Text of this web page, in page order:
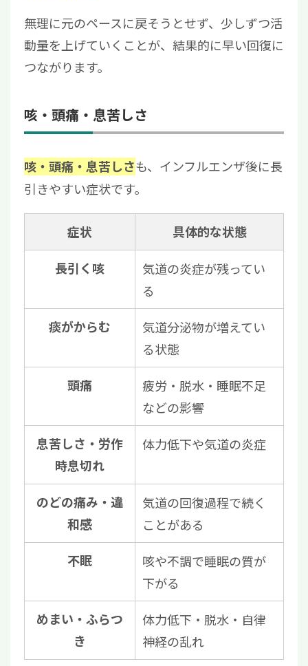
無理に元のペースに戻そうとせず、少しずつ活
動量を上げていくことが、結果的に早い回復に
つながります。
咳・頭痛・息苦しさ
咳・頭痛・息苦しさも、インフルエンザ後に長
引きやすい症状です。
症状 具体的な状態
長引く咳
気道の炎症が残ってい
る
痰がからむ
気道分泌物が増えてい
る状態
頭痛
疲労・脱水・睡眠不足
などの影響
息苦しさ・労作
時息切れ
体力低下や気道の炎症
のどの痛み・違
和感
気道の回復過程で続く
ことがある
不眠
咳や不調で睡眠の質が
下がる
めまい・ふらつ
き
体力低下・脱水・自律
神経の乱れ